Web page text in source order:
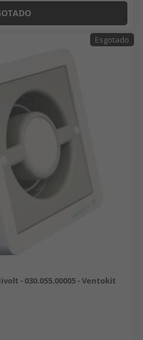
- 030.055.00005 - Ventokit